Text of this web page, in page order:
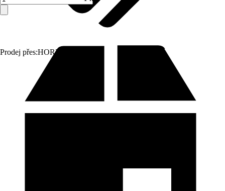
Prodej přes:HORNBACH